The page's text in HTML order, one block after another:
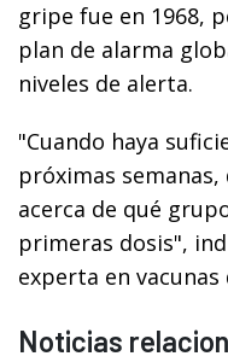
gripe fue en 1968,
plan de alarma
niveles de alerta.
"Cuando haya
próximas
acerca de qué
primeras dosis",
experta en
Noticias